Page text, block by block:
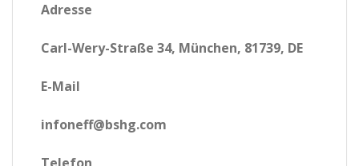
Adresse
Carl-Wery-Straße 34, München, 81739, DE
E-Mail
infoneff@bshg.com